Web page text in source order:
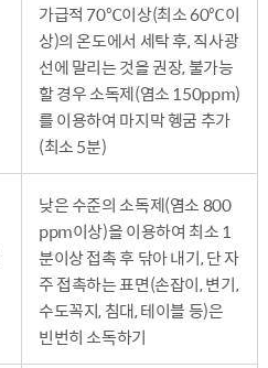
가급적 70℃이상(최소 60℃이
상)의 온도에서 세탁 후, 직사광
선에 말리는 것을 권장, 불가능
할 경우 소독제(염소 150ppm)
를 이용하여 마지막 헹굼 추가
(최소 5분)
낮은 수준의 소독제(염소 800
ppm이상)을 이용하여 최소 1
분이상 접촉 후 닦아 내기, 단 자
주 접촉하는 표면(손잡이, 변기,
수도꼭지, 침대, 테이블 등)은
빈번히 소독하기